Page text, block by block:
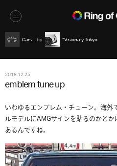
Cars *Visionary Tokyo
2016.12.25
emblem tune up
いわゆるエンブレム・チューン。海
ルモデルにAMGサインを貼るのかと
あるんですね。